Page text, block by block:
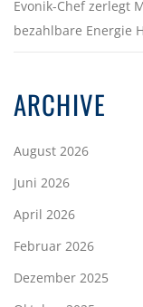
Evonik-Chef zerlegt
bezahlbare Energie
ARCHIVE
August 2026
Juni 2026
April 2026
Februar 2026
Dezember 2025